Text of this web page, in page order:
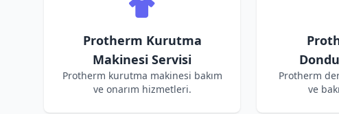
Protherm Kurutma
Makinesi Servisi
Protherm kurutma makinesi bakım
ve onarım hizmetleri.
Protherm
ve